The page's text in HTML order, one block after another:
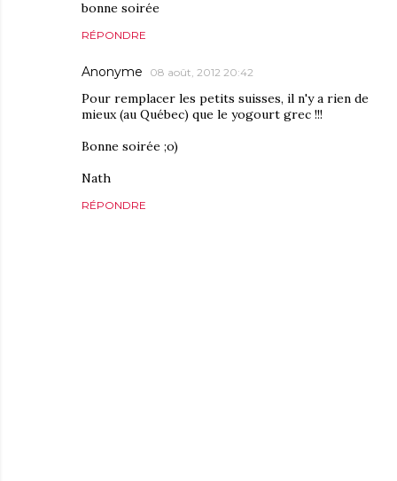
bonne soirée
RÉPONDRE
Anonyme 08 août, 2012 20:42
Pour remplacer les petits suisses, il n'y a rien de
mieux (au Québec) que le yogourt grec !!!
Bonne soirée ;o)
Nath
RÉPONDRE